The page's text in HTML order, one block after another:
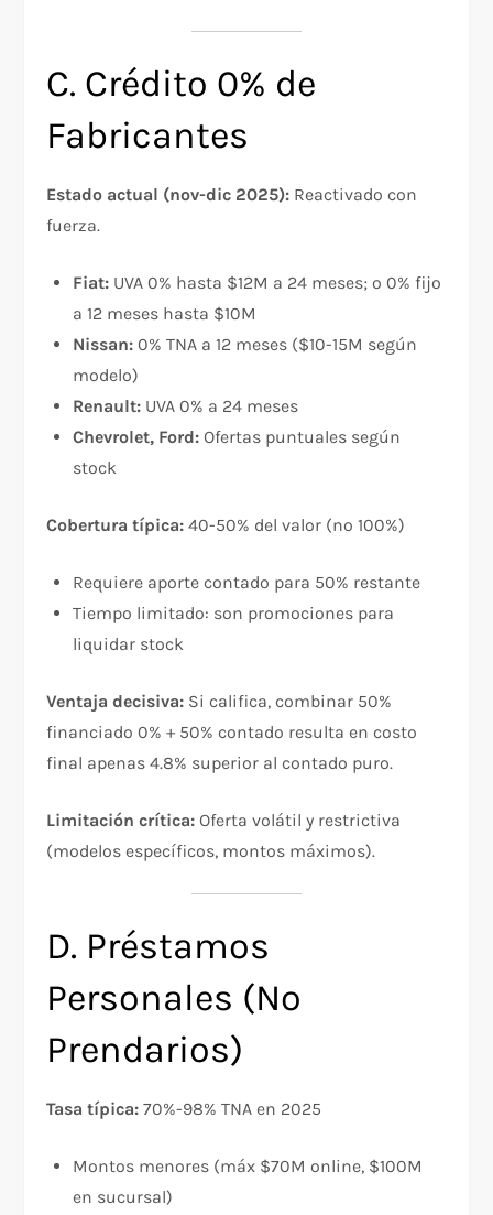
C. Crédito 0% de
Fabricantes
Estado actual (nov-dic 2025): Reactivado con
fuerza.​
Fiat: UVA 0% hasta $12M a 24 meses; o 0% fijo
a 12 meses hasta $10M
Nissan: 0% TNA a 12 meses ($10-15M según
modelo)
Renault: UVA 0% a 24 meses
Chevrolet, Ford: Ofertas puntuales según
stock
Cobertura típica: 40-50% del valor (no 100%)
Requiere aporte contado para 50% restante
Tiempo limitado: son promociones para
liquidar stock
Ventaja decisiva: Si califica, combinar 50%
financiado 0% + 50% contado resulta en costo
final apenas 4.8% superior al contado puro.
Limitación crítica: Oferta volátil y restrictiva
(modelos específicos, montos máximos).
D. Préstamos
Personales (No
Prendarios)
Tasa típica: 70%-98% TNA en 2025​
Montos menores (máx $70M online, $100M
en sucursal)